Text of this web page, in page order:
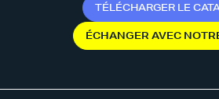
TÉLÉCHARGER LE CAT
ÉCHANGERAVEC NOTR